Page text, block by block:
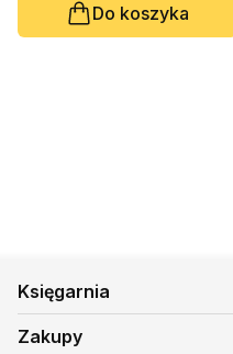
Do koszyka
Księgarnia
Zakupy